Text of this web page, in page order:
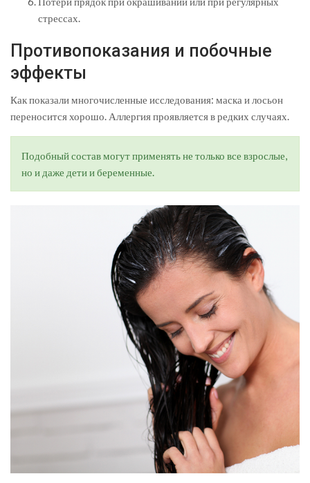
стрессах.
Противопоказания и побочные
эффекты
Как показали многочисленные исследования: маска и лосьон
переносится хорошо. Аллергия проявляется в редких случаях.
Подобный состав могут применять не только все взрослые,
но и даже дети и беременные.